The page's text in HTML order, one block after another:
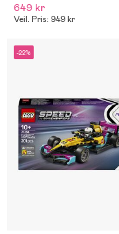
649 kr
Veil. Pris: 949 kr
-22%